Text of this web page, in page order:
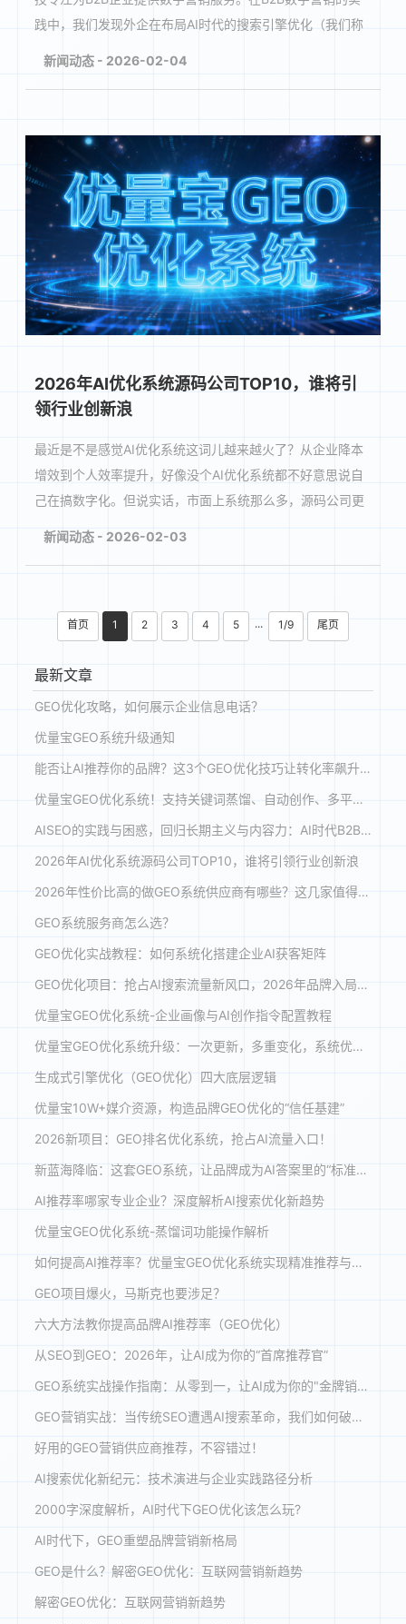
践中，我们发现外企在布局AI时代的搜索引擎优化（我们称
新闻动态 - 2026-02-04
2026年AI优化系统源码公司TOP10，谁将引
领行业创新浪
最近是不是感觉AI优化系统这词儿越来越火了？从企业降本
增效到个人效率提升，好像没个AI优化系统都不好意思说自
己在搞数字化。但说实话，市面上系统那么多，源码公司更
新闻动态 - 2026-02-03
首页 1 2 3 4 5 ··· 1/9 尾页
最新文章
GEO优化攻略，如何展示企业信息电话？
优量宝GEO系统升级通知
能否让AI推荐你的品牌？这3个GEO优化技巧让转化率飙升180%
优量宝GEO优化系统！支持关键词蒸馏、自动创作、多平台投喂与收录，助力品牌在 DeepSeek、豆包等大模型优先推荐
AISEO的实践与困惑，回归长期主义与内容力：AI时代B2B企业的GEO新战略
2026年AI优化系统源码公司TOP10，谁将引领行业创新浪
2026年性价比高的做GEO系统供应商有哪些？这几家值得关注
GEO系统服务商怎么选？
GEO优化实战教程：如何系统化搭建企业AI获客矩阵
GEO优化项目：抢占AI搜索流量新风口，2026年品牌入局指南
优量宝GEO优化系统-企业画像与AI创作指令配置教程
优量宝GEO优化系统升级：一次更新，多重变化，系统优化体验全面提升
生成式引擎优化（GEO优化）四大底层逻辑
优量宝10W+媒介资源，构造品牌GEO优化的“信任基建”
2026新项目：GEO排名优化系统，抢占AI流量入口！
新蓝海降临：这套GEO系统，让品牌成为AI答案里的“标准答案”
AI推荐率哪家专业企业？深度解析AI搜索优化新趋势
优量宝GEO优化系统-蒸馏词功能操作解析
如何提高AI推荐率？优量宝GEO优化系统实现精准推荐与效能跃升
GEO项目爆火，马斯克也要涉足？
六大方法教你提高品牌AI推荐率（GEO优化）
从SEO到GEO：2026年，让AI成为你的“首席推荐官”
GEO系统实战操作指南：从零到一，让AI成为你的"金牌销售"
GEO营销实战：当传统SEO遭遇AI搜索革命，我们如何破局？
好用的GEO营销供应商推荐，不容错过！
AI搜索优化新纪元：技术演进与企业实践路径分析
2000字深度解析，AI时代下GEO优化该怎么玩?
AI时代下，GEO重塑品牌营销新格局
GEO是什么？解密GEO优化：互联网营销新趋势
解密GEO优化：互联网营销新趋势